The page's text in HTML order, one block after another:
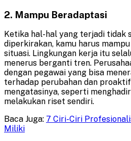
2. Mampu Beradaptasi
Ketika hal-hal yang terjadi tidak
diperkirakan, kamu harus
situasi. Lingkungan kerja itu
menerus berganti tren.
dengan pegawai yang bisa
terhadap perubahan dan
mengatasinya, seperti
melakukan riset sendiri.
Baca Juga: 7 Ciri-Ciri
Miliki